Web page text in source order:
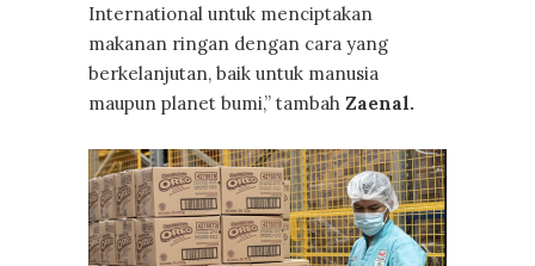
International untuk menciptakan
makanan ringan dengan cara yang
berkelanjutan, baik untuk manusia
maupun planet bumi,” tambah Zaenal.